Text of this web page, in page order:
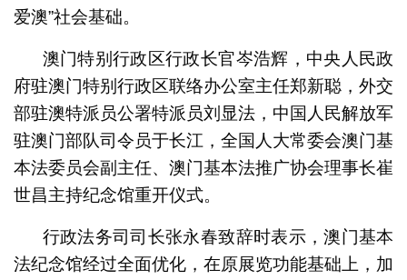
爱澳”社会基础。
澳门特别行政区行政长官岑浩辉，中央人民政
府驻澳门特别行政区联络办公室主任郑新聪，外交
部驻澳特派员公署特派员刘显法，中国人民解放军
驻澳门部队司令员于长江，全国人大常委会澳门基
本法委员会副主任、澳门基本法推广协会理事长崔
世昌主持纪念馆重开仪式。
行政法务司司长张永春致辞时表示，澳门基本
法纪念馆经过全面优化，在原展览功能基础上，加